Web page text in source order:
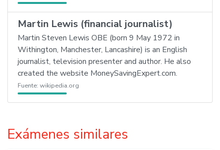
Martin Lewis (financial journalist)
Martin Steven Lewis OBE (born 9 May 1972 in
Withington, Manchester, Lancashire) is an English
journalist, television presenter and author. He also
created the website MoneySavingExpert.com.
Fuente: wikipedia.org
Exámenes similares